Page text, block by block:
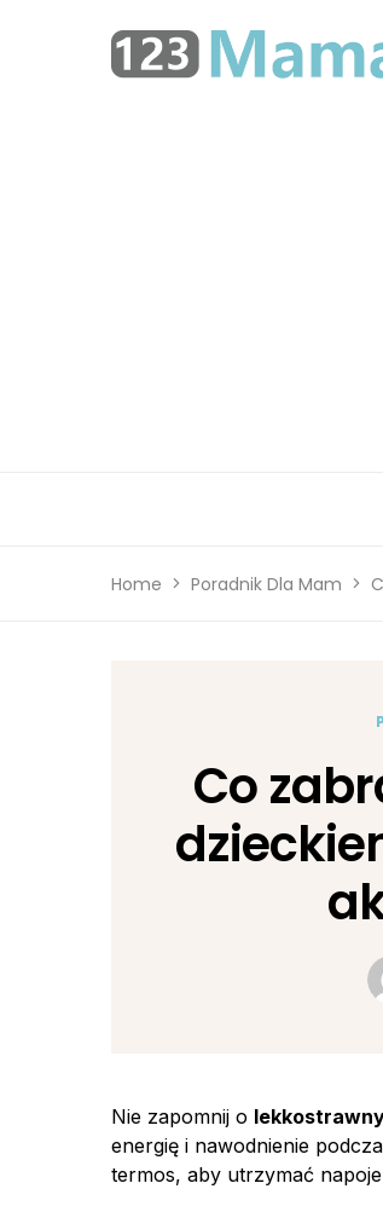
Home Poradnik Dla Mam
Co
Nie zapomnij o
energię i nawodnienie
termos, aby utrzymać